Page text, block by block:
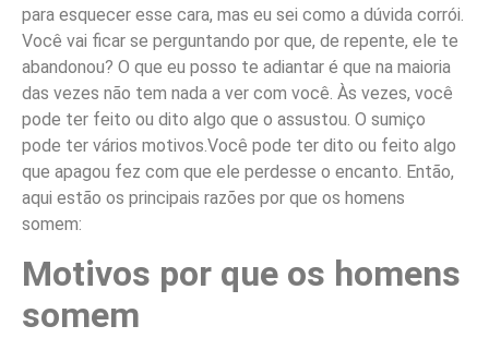
para esquecer esse cara, mas eu sei como a dúvida corrói.
Você vai ficar se perguntando por que, de repente, ele te
abandonou? O que eu posso te adiantar é que na maioria
das vezes não tem nada a ver com você. Às vezes, você
pode ter feito ou dito algo que o assustou. O sumiço
pode ter vários motivos.Você pode ter dito ou feito algo
que apagou fez com que ele perdesse o encanto. Então,
aqui estão os principais razões por que os homens
somem:
Motivos por que os homens
somem